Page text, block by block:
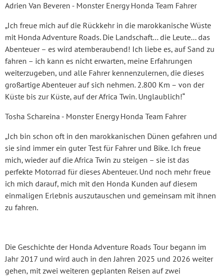
Adrien Van Beveren - Monster Energy Honda Team Fahrer
„Ich freue mich auf die Rückkehr in die marokkanische Wüste
mit Honda Adventure Roads. Die Landschaft… die Leute… das
Abenteuer – es wird atemberaubend! Ich liebe es, auf Sand zu
fahren – ich kann es nicht erwarten, meine Erfahrungen
weiterzugeben, und alle Fahrer kennenzulernen, die dieses
großartige Abenteuer auf sich nehmen. 2.800 Km – von der
Küste bis zur Küste, auf der Africa Twin. Unglaublich!“
Tosha Schareina - Monster Energy Honda Team Fahrer
„Ich bin schon oft in den marokkanischen Dünen gefahren und
sie sind immer ein guter Test für Fahrer und Bike. Ich freue
mich, wieder auf die Africa Twin zu steigen – sie ist das
perfekte Motorrad für dieses Abenteuer. Und noch mehr freue
ich mich darauf, mich mit den Honda Kunden auf diesem
einmaligen Erlebnis auszutauschen und gemeinsam mit ihnen
zu fahren.
Die Geschichte der Honda Adventure Roads Tour begann im
Jahr 2017 und wird auch in den Jahren 2025 und 2026 weiter
gehen, mit zwei weiteren geplanten Reisen auf zwei